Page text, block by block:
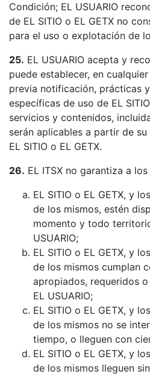
Condición; EL USUARIO
de EL SITIO o EL GETX no
para el uso o explotación de
25. EL USUARIO acepta y
puede establecer, en
previa notificación, prácticas
específicas de uso de EL
servicios y contenidos,
serán aplicables a partir de
EL SITIO o EL GETX.
26. EL ITSX no garantiza a
EL SITIO o EL GETX, y
de los mismos, estén
momento y todo
USUARIO;
EL SITIO o EL GETX, y
de los mismos cumplan
apropiados, requeridos
EL USUARIO;
EL SITIO o EL GETX, y
de los mismos no se
tiempo, o lleguen con
EL SITIO o EL GETX, y
de los mismos lleguen